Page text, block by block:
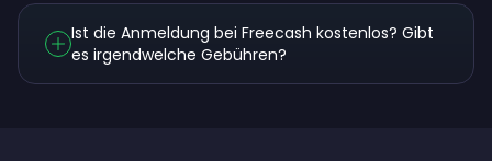
Ist die Anmeldung bei Freecash kostenlos? Gibt
es irgendwelche Gebühren?